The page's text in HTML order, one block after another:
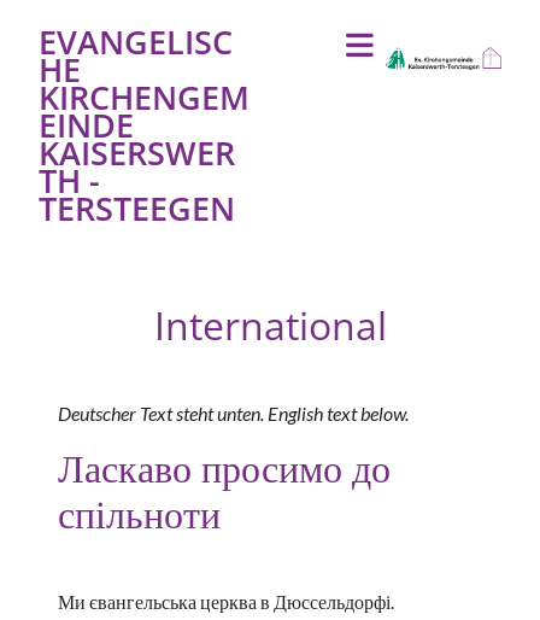
EVANGELISC
HE
KIRCHENGEM
EINDE
KAISERSWER
TH -
TERSTEEGEN
International
Deutscher Text steht unten. English text below.
Ласкаво просимо до
спільноти
Ми євангельська церква в Дюссельдорфі.